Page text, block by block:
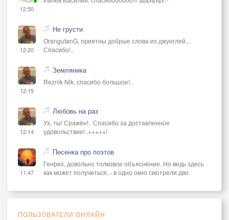
12:50
12:20
Не грусти
OrangutanG, приятны добрые слова из джунглей...
Спасибо!..
12:15
Земляника
Reznik Nik, спасибо большое!..
12:14
Любовь на раз
Ух, ты! Сражён!.. Спасибо за доставленное
удовольствие!..+++++!
11:47
Песенка про поэтов
Генрих, довольно толковое объяснение. Но ведь здесь
как может получиться, - в одно окно смотрели дво
ПОЛЬЗОВАТЕЛИ ОНЛАЙН